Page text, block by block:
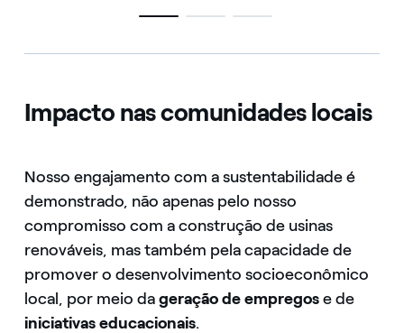
Impacto nas comunidades locais
Nosso engajamento com a sustentabilidade é
demonstrado, não apenas pelo nosso
compromisso com a construção de usinas
renováveis, mas também pela capacidade de
promover o desenvolvimento socioeconômico
local, por meio dageração de empregose de
iniciativas educacionais.